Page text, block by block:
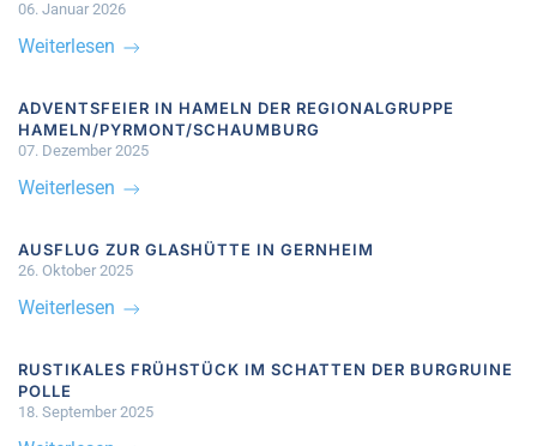
06. Januar 2026
Weiterlesen
ADVENTSFEIER IN HAMELN DER REGIONALGRUPPE
HAMELN/PYRMONT/SCHAUMBURG
07. Dezember 2025
Weiterlesen
AUSFLUG ZUR GLASHÜTTE IN GERNHEIM
26. Oktober 2025
Weiterlesen
RUSTIKALES FRÜHSTÜCK IM SCHATTEN DER BURGRUINE
POLLE
18. September 2025